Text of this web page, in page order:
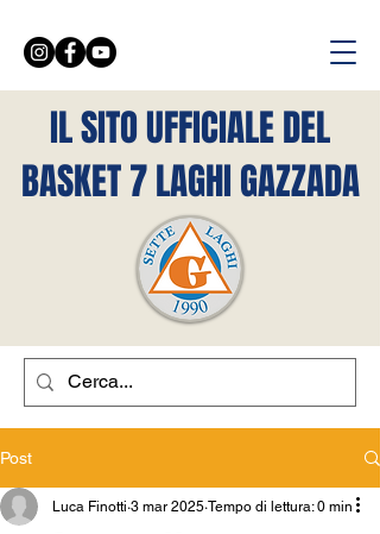
IL SITO UFFICIALE DEL
BASKET 7 LAGHI GAZZADA
Post
Luca Finotti 3 mar 2025 Tempo di lettura: 0 min